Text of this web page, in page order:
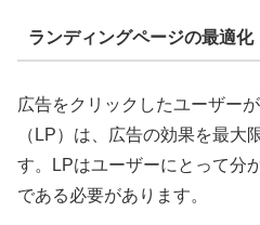
ランディングページの最適化
広告をクリックしたユーザー
（LP）は、広告の効果を最大
す。LPはユーザーにとって分
である必要があります。